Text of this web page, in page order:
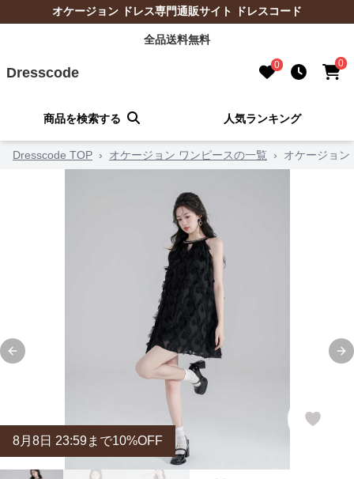
オケージョン ドレス専門通販サイト ドレスコード
全品送料無料
Dresscode 0 0
商品を検索する 人気ランキング
Dresscode TOP › オケージョン ワンピースの一覧 › オケージョ
Previous slide
8月 8日 23:59まで10%OFF